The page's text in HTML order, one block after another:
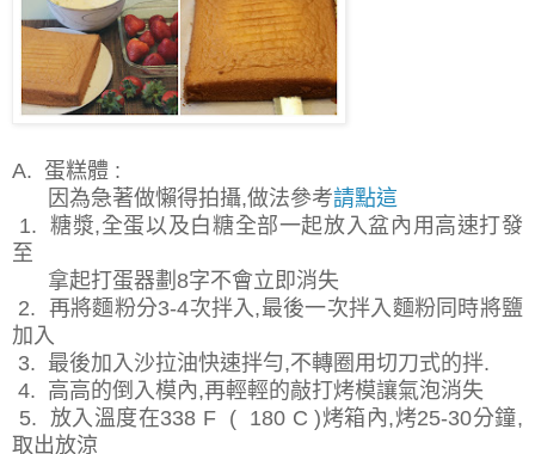
A. 蛋糕體 :
因為急著做懶得拍攝,做法參考請點這
1. 糖漿,全蛋以及白糖全部一起放入盆內用高速打發
至
拿起打蛋器劃8字不會立即消失
2. 再將麵粉分3-4次拌入,最後一次拌入麵粉同時將鹽
加入
3. 最後加入沙拉油快速拌勻,不轉圈用切刀式的拌.
4. 高高的倒入模內,再輕輕的敲打烤模讓氣泡消失
5. 放入溫度在338 F ( 180 C )烤箱內,烤25-30分鐘,
取出放涼